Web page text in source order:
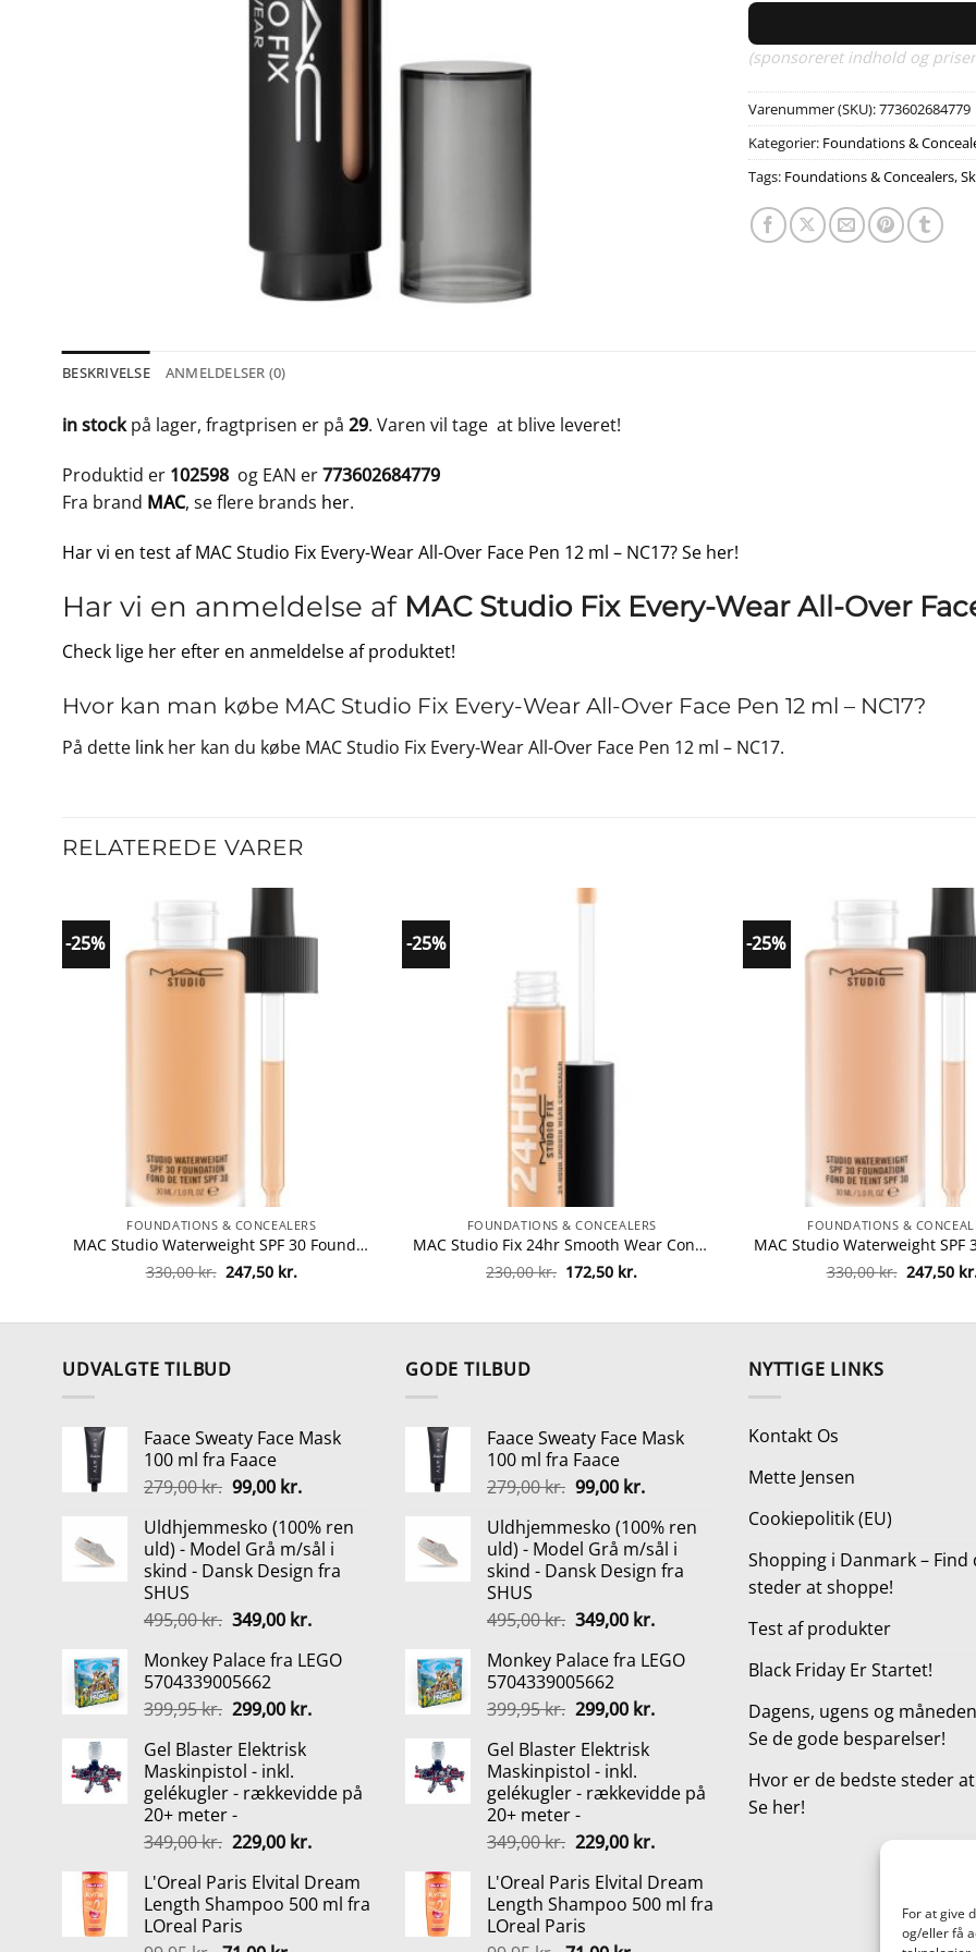
For at give
og/eller få
(sponsoreret indhold og
Varenummer (SKU):773602684779
Kategorier: Foundations &
Tags: Foundations & Concealers,
BESKRIVELSE ANMELDELSER (0)
in stockpå lager, fragtprisen er på 29. Varen vil tage at blive leveret!
Produktid er 102598 og EAN er773602684779
Fra brand MAC, se flere brands her.
Har vi en test af MAC Studio Fix Every-Wear All-Over Face Pen 12 ml – NC17? Se her!
Har vi en anmeldelse af MAC Studio Fix Every-Wear All-Over
Check lige her efter en anmeldelse af produktet!
Hvor kan man købe MAC Studio Fix Every-Wear All-Over Face Pen 12 ml – NC17?
På dette link her kan du købe MAC Studio Fix Every-Wear All-Over Face Pen 12 ml – NC17.
RELATEREDE VARER
-25%
FOUNDATIONS & CONCEALERS
MAC Studio Waterweight SPF 30 Foundation 30 ml – NC42 fra MAC Cosmetics
330,00kr. Den
oprindelige
247,50 kr.Den
-25%
FOUNDATIONS & CONCEALERS
MAC Studio Fix 24hr Smooth Wear Concealer 7 ml – NC38 fra MAC Cosmetics
230,00kr. Den
oprindelige
172,50 kr.
-25%
FOUNDATIONS &
330,00kr. Den
247,50
UDVALGTE TILBUD
Faace Sweaty Face Mask
100 ml fra Faace
279,00kr. Den
pris
var:
279,00 kr..
99,00 kr.Den
pris
er:
99,00 kr..
Uldhjemmesko (100% ren
uld) - Model Grå m/sål i
skind - Dansk Design fra
SHUS
495,00kr. Den
pris
var:
495,00 kr..
349,00 kr.Den
pris
349,00 kr..
Monkey Palace fra LEGO
5704339005662
399,95kr. Den
pris
var:
399,95 kr..
299,00 kr.Den
299,00 kr..
Gel Blaster Elektrisk
Maskinpistol - inkl.
gelékugler - rækkevidde på
20+ meter -
349,00kr. Den
pris
var:
349,00 kr..
229,00 kr.Den
pris
er:
L'Oreal Paris Elvital Dream
Length Shampoo 500 ml fra
LOreal Paris
GODE TILBUD
Faace Sweaty Face Mask
100 ml fra Faace
279,00kr. Den
pris
var:
279,00 kr..
99,00 kr.Den
pris
er:
99,00 kr..
Uldhjemmesko (100% ren
uld) - Model Grå m/sål i
skind - Dansk Design fra
SHUS
495,00kr. Den
pris
var:
495,00 kr..
349,00 kr.Den
pris
349,00 kr..
Monkey Palace fra LEGO
5704339005662
399,95kr. Den
pris
var:
399,95 kr..
299,00 kr.Den
299,00 kr..
Gel Blaster Elektrisk
Maskinpistol - inkl.
gelékugler - rækkevidde på
20+ meter -
349,00kr. Den
pris
var:
349,00 kr..
229,00 kr.Den
pris
er:
L'Oreal Paris Elvital Dream
Length Shampoo 500 ml fra
LOreal Paris
NYTTIGE LINKS
Kontakt Os
Mette Jensen
Cookiepolitik (EU)
Shopping i Danmark – Find
steder at shoppe!
Test af produkter
Black Friday Er Startet!
Dagens, ugens og
Se de gode besparelser!
Hvor er de bedste steder
Se her!